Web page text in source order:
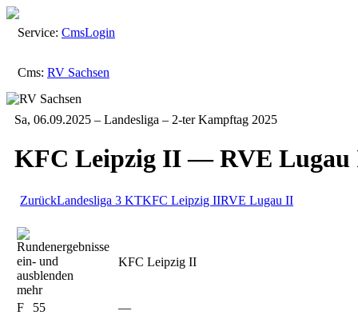
Cms: RV Sachsen
Service: CmsLogin
Sa, 06.09.2025 – Landesliga – 2-ter Kampftag 2025
KFC Leipzig II — RVE
ZurückLandesliga 3 KTKFC Leipzig IIRVE Lugau II
mehr
KFC Leipzig II
F 55
—